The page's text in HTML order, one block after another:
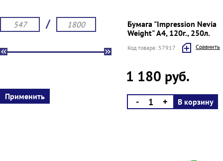
/
Бумага "Impression Nevia
Weight" А4, 120г., 250л.
Код товара: 57917 Cравнить
1 180 руб.
- + В корзину